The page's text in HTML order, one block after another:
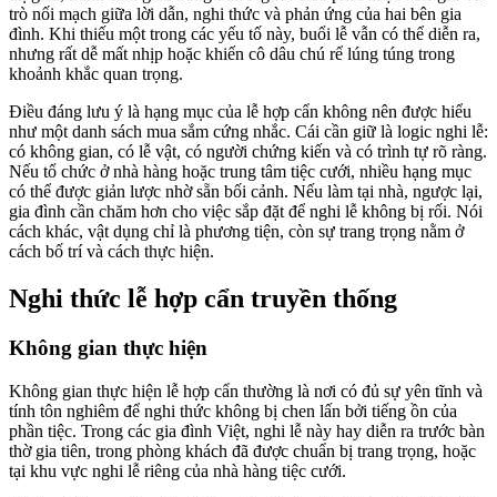
trò nối mạch giữa lời dẫn, nghi thức và phản ứng của hai bên gia
đình. Khi thiếu một trong các yếu tố này, buổi lễ vẫn có thể diễn ra,
nhưng rất dễ mất nhịp hoặc khiến cô dâu chú rể lúng túng trong
khoảnh khắc quan trọng.
Điều đáng lưu ý là hạng mục của lễ hợp cẩn không nên được hiểu
như một danh sách mua sắm cứng nhắc. Cái cần giữ là logic nghi lễ:
có không gian, có lễ vật, có người chứng kiến và có trình tự rõ ràng.
Nếu tổ chức ở nhà hàng hoặc trung tâm tiệc cưới, nhiều hạng mục
có thể được giản lược nhờ sẵn bối cảnh. Nếu làm tại nhà, ngược lại,
gia đình cần chăm hơn cho việc sắp đặt để nghi lễ không bị rối. Nói
cách khác, vật dụng chỉ là phương tiện, còn sự trang trọng nằm ở
cách bố trí và cách thực hiện.
Nghi thức lễ hợp cẩn truyền thống
Không gian thực hiện
Không gian thực hiện lễ hợp cẩn thường là nơi có đủ sự yên tĩnh và
tính tôn nghiêm để nghi thức không bị chen lấn bởi tiếng ồn của
phần tiệc. Trong các gia đình Việt, nghi lễ này hay diễn ra trước bàn
thờ gia tiên, trong phòng khách đã được chuẩn bị trang trọng, hoặc
tại khu vực nghi lễ riêng của nhà hàng tiệc cưới.